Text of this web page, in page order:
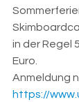
in der Regel
Euro.
Anmeldung
https://